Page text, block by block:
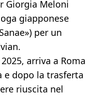
Giorgia Meloni
giapponese
per un
arriva a Roma
e dopo la trasferta
riuscita nel